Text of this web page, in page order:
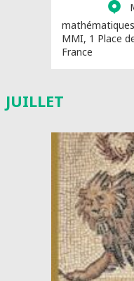
MMI, 1 Place
France
JUILLET